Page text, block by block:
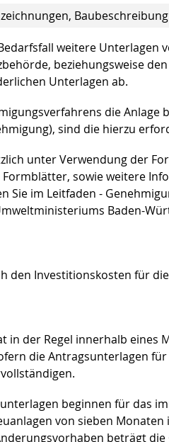
weitere Unterlagen
beziehungsweise
Unterlagen ab.
die
sind die hierzu
unter Verwendung der
Formblätter, sowie weitere
Sie im Leitfaden -
Baden-
den Investitionskosten für
in der Regel innerhalb eines
die Antragsunterlagen
beginnen für das
von sieben
beträgt